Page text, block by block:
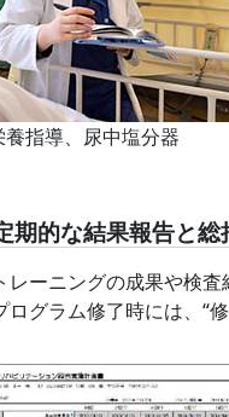
指導、尿中塩分器
期的な結果報告と総
レーニングの成果や検
ログラム修了時には、“